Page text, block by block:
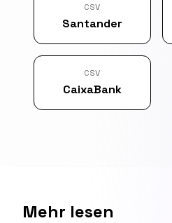
CSV
Santander
CSV
CaixaBank
Mehr lesen